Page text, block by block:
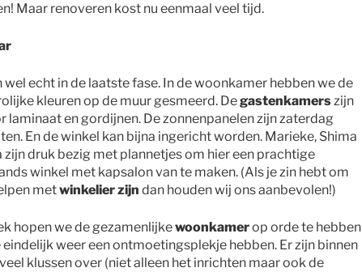
Maar renoveren kost nu eenmaal veel tijd.
wel echt in de laatste fase. In de woonkamer hebben we de
kleuren op de muur gesmeerd. Degastenkamerszijn
laminaat en gordijnen. De zonnenpanelen zijn zaterdag
En de winkel kan bijna ingericht worden. Marieke, Shima
zijn druk bezig met plannetjes om hier een prachtige
winkel met kapsalon van te maken. (Als je zin hebt om
metwinkelier zijn dan houden wij ons aanbevolen!)
hopen we de gezamenlijkewoonkamerop orde te hebben
weer een ontmoetingsplekje hebben. Er zijn binnen
klussen over (niet alleen het inrichten maar ook de